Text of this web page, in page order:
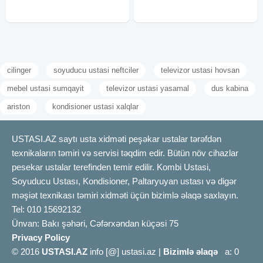
cilinger soyuducu ustasi neftciler televizor ustasi hovsan
mebel ustasi sumqayit televizor ustasi yasamal dus kabina
ariston kondisioner ustasi xalqlar
USTASI.AZ saytı usta xidməti peşəkar ustalar tərəfdən
texnikaların təmiri və servisi təqdim edir. Bütün növ cihazlar
pesekar ustalar terefinden temir edilir. Kombi Ustasi,
Soyuducu Ustası, Kondisioner, Paltaryuyan ustası və digər
məşiət texnikası təmiri xidməti üçün bizimlə əlaqə saxlayın.
Tel: 010 15692132
Ünvan: Bakı şəhəri, Cəfərxəndan küçəsi 75
Privacy Policy
© 2016 USTASI.AZ info [@] ustasi.az | Bizimlə əlaqə a: 0